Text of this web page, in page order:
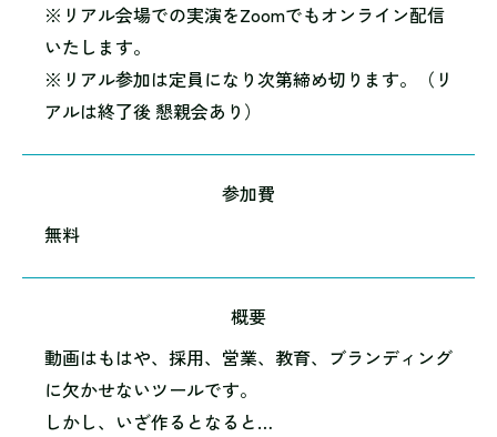
※リアル会場での実演をZoomでもオンライン配信
いたします。
※リアル参加は定員になり次第締め切ります。（リ
アルは終了後 懇親会あり）
参加費
無料
概要
動画はもはや、採用、営業、教育、ブランディング
に欠かせないツールです。
しかし、いざ作るとなると…